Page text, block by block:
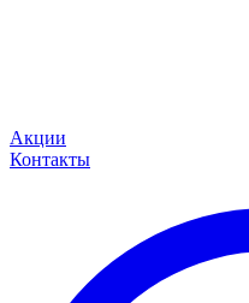
Акции
Контакты